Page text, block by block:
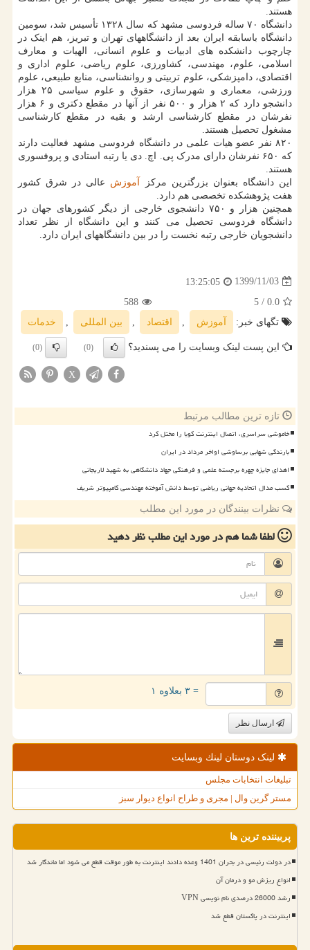
هستند.
دانشگاه ۷۰ ساله فردوسی مشهد که سال ۱۳۲۸ تأسیس شد، سومین
دانشگاه باسابقه ایران بعد از دانشگاههای تهران و تبریز، هم اینک در
چارچوب دانشکده های ادبیات و علوم انسانی، الهیات و معارف
اسلامی، علوم، مهندسی، کشاورزی، علوم ریاضی، علوم اداری و
اقتصادی، دامپزشکی، علوم تربیتی و روانشناسی، منابع طبیعی، علوم
ورزشی، معماری و شهرسازی، حقوق و علوم سیاسی ۲۵ هزار
دانشجو دارد که ۲ هزار و ۵۰۰ نفر از آنها در مقطع دکتری و ۶ هزار
نفرشان در مقطع کارشناسی ارشد و بقیه در مقطع کارشناسی
مشغول تحصیل هستند.
۸۲۰ نفر عضو هیات علمی در دانشگاه فردوسی مشهد فعالیت دارند
که ۶۵۰ نفرشان دارای مدرک پی. اچ. دی یا رتبه استادی و پروفسوری
هستند.
این دانشگاه بعنوان بزرگترین مرکز آموزش عالی در شرق کشور
هفت پژوهشکده تخصصی هم دارد.
همچنین هزار و ۷۵۰ دانشجوی خارجی از دیگر کشورهای جهان در
دانشگاه فردوسی تحصیل می کنند و این دانشگاه از نظر تعداد
دانشجویان خارجی رتبه نخست را در بین دانشگاههای ایران دارد.
1399/11/03
13:25:05
0.0
/ 5
588
تگهای خبر:
آموزش اقتصاد بین المللی خدمات
این پست لینک وبسایت را می پسندید؟ (0)
(0)
X
تازه ترین مطالب مرتبط
خاموشی سراسری، اتصال اینترنت کوبا را مختل کرد
بارندگی شهابی برساوشی اواخر مرداد در ایران
اهدای جایزه چهره برجسته علمی و فرهنگی جهاد دانشگاهی به شهید لاریجانی
کسب مدال اتحادیه جهانی ریاضی توسط دانش آموخته مهندسی کامپیوتر شریف
نظرات بینندگان در مورد این مطلب
لطفا شما همدر مورد این مطلبنظر دهید
= ۳ بعلاوه ۱
ارسال نظر
لینک دوستان لینك وبسایت
تبلیغات انتخابات مجلس
مستر گرین وال | مجری و طراح انواع دیوار سبز
پربیننده ترین ها
در دولت رئیسی در بحران 1401 وعده دادند اینترنت به طور موقت قطع می شود اما ماندگار شد
انواع ریزش مو و درمان آن
رشد 26000 درصدی نام نویسی VPN
اینترنت در پاکستان قطع شد